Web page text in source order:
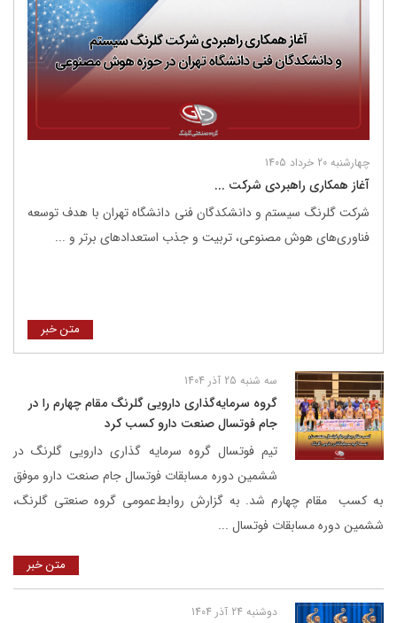
چهارشنبه 20 خرداد 1405
آغاز همکاری راهبردی شرکت ...
شرکت گلرنگ ‌سیستم و دانشکدگان فنی دانشگاه تهران با هدف توسعه
فناوری‌های هوش مصنوعی، تربیت و جذب استعدادهای برتر و ...
متن خبر
سه شنبه 25 آذر 1404
گروه سرمایه‌گذاری دارویی گلرنگ مقام چهارم را در
جام فوتسال صنعت دارو کسب کرد
تیم فوتسال گروه سرمایه گذاری دارویی گلرنگ در
ششمین دوره مسابقات فوتسال جام صنعت دارو موفق
به کسب مقام چهارم شد. به گزارش روابط‌عمومی گروه صنعتی گلرنگ،
ششمین دوره مسابقات فوتسال ...
متن خبر
دوشنبه 24 آذر 1404